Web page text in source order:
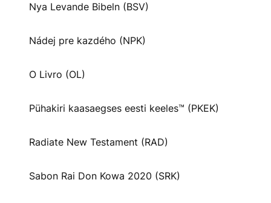
Nya Levande Bibeln (BSV)
Nádej pre kazdého (NPK)
O Livro (OL)
Pühakiri kaasaegses eesti keeles™ (PKEK)
Radiate New Testament (RAD)
Sabon Rai Don Kowa 2020 (SRK)